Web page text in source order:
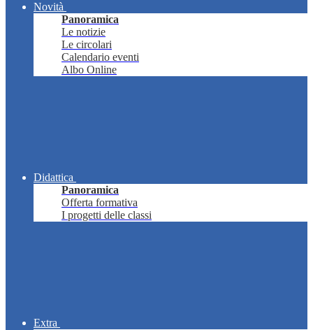
Novità
Panoramica
Le notizie
Le circolari
Calendario eventi
Albo Online
Didattica
Panoramica
Offerta formativa
I progetti delle classi
Extra